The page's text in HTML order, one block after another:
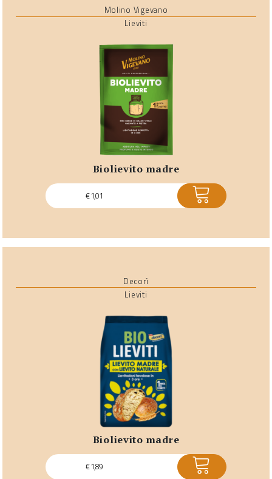
Molino Vigevano
Lieviti
biolievito madre
€1,01 ACQUISTA
Decorì
Lieviti
biolievito madre
€1,89 ACQUISTA